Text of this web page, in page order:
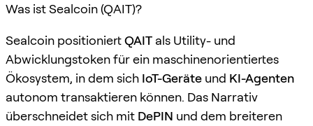
Was ist Sealcoin (QAIT)?
Sealcoin positioniertQAIT als Utility- und
Abwicklungstoken für ein maschinenorientiertes
Ökosystem, in dem sich IoT-Geräte und KI-Agenten
autonom transaktieren können. Das Narrativ
überschneidet sich mit DePIN und dem breiteren